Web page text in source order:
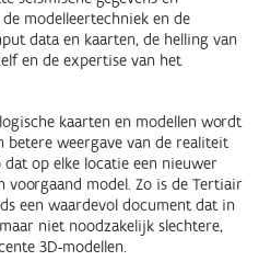
modelleertechniek en de
data en kaarten, de helling van
en de expertise van het
kaarten en modellen wordt
betere weergave van de realiteit
op elke locatie een nieuwer
voorgaand model. Zo is de Tertiair
een waardevol document dat in
niet noodzakelijk slechtere,
3D-modellen.